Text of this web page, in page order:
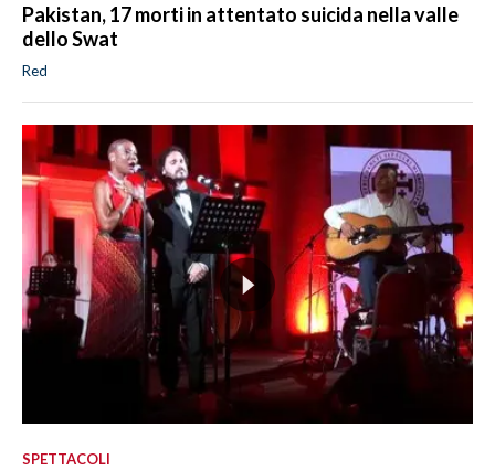
Pakistan, 17 morti in attentato suicida nella valle
dello Swat
Red
SPETTACOLI